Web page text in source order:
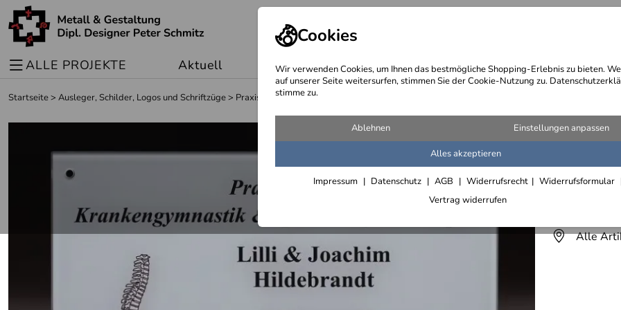
Cookies
Wir verwenden Cookies, um Ihnen das bestmögliche Shopping-Erlebnis zu bieten.
auf unserer Seite weitersurfen, stimmen Sie der Cookie-Nutzung zu.
stimme zu.
Ablehnen Einstellungen anpassen
Alles akzeptieren
Impressum Datenschutz AGB Widerrufsrecht
Widerrufsformular
Vertrag widerrufen
ALLE PROJEKTE Aktuell Sonderangebote Wegebeschreibung @
Startseite> Ausleger, Schilder, Logos und Schriftzüge> Praxisschilder
Lieferfrist
Alle